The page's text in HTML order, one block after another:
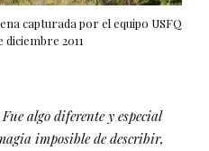
capturada por el equipo USFQ
diciembre 2011
algo diferente y especial
imposible de describir,